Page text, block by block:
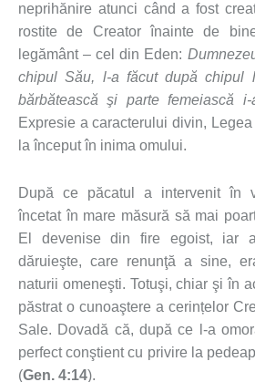
neprihănire atunci când a fost
rostite de Creator înainte de
legământ – cel din Eden:
chipul Său, l-a făcut după chipul
bărbătească şi parte femeiască
Expresie a caracterului divin,
la început în inima omului.
După ce păcatul a intervenit în
încetat în mare măsură să mai
El devenise din fire egoist, iar
dăruieşte, care renunţă a sine,
naturii omeneşti. Totuşi, chiar şi în
păstrat o cunoaştere a cerințelor
Sale. Dovadă că, după ce l-a
perfect conştient cu privire la
(Gen. 4:14).